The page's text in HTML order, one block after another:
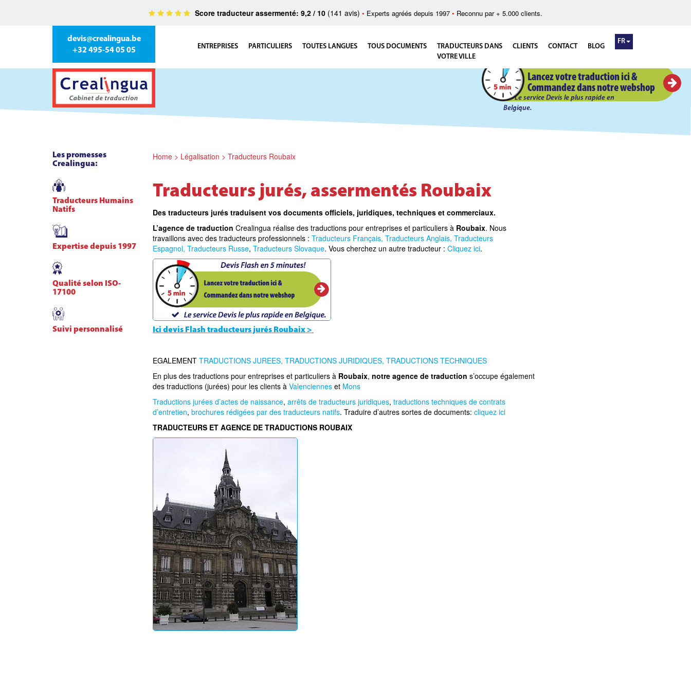
Score traducteur assermenté: 9,2 / 10 (141 avis) • Experts agréés depuis 1997 • Reconnu par + 5.000 clients.
devis@crealingua.be
+32 495-54 05 05
ENTREPRISES PARTICULIERS TOUTES LANGUES TOUS DOCUMENTS
TRADUCTEURS DANS
VOTRE VILLE
CLIENTS CONTACT BLOG
FR
Lancez votre traduction ici &
Commandez dans notre webshop
Le service Devis le plus rapide en
Belgique.
Les promesses
Crealingua:
Traducteurs Humains
Natifs
Expertise depuis 1997
Qualité selon ISO-
17100
Suivi personnalisé
Home > Légalisation > Traducteurs Roubaix
Traducteurs jurés, assermentés Roubaix
Des traducteurs jurés traduisent vos documents officiels, juridiques, techniques et commerciaux.
L’agence de traduction Crealingua réalise des traductions pour entreprises et particuliers à Roubaix. Nous
travaillons avec des traducteurs professionnels : Traducteurs Français, Traducteurs Anglais, Traducteurs
Espagnol, Traducteurs Russe, Traducteurs Slovaque. Vous cherchez un autre traducteur : Cliquez ici.
Ici devis Flash traducteurs jurés Roubaix>
EGALEMENT TRADUCTIONS JUREES, TRADUCTIONS JURIDIQUES, TRADUCTIONS TECHNIQUES
En plus des traductions pour entreprises et particuliers à Roubaix, notre agence de traduction s’occupe également
des traductions (jurées) pour les clients à Valenciennes et Mons
Traductions jurées d’actes de naissance, arrêts de traducteurs juridiques, traductions techniques de contrats
d’entretien, brochures rédigées par des traducteurs natifs. Traduire d’autres sortes de documents: cliquez ici
TRADUCTEURS ET AGENCE DE TRADUCTIONS ROUBAIX